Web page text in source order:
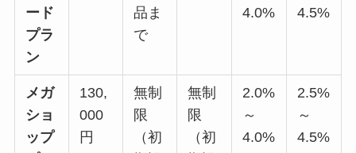
ード
プラ
ン
品ま
で
4.0%
4.5%
メガ
ショ
ップ
130,
000
円
無制
限
（初
無制
限
（初
2.0%
～
4.0%
2.5%
～
4.5%